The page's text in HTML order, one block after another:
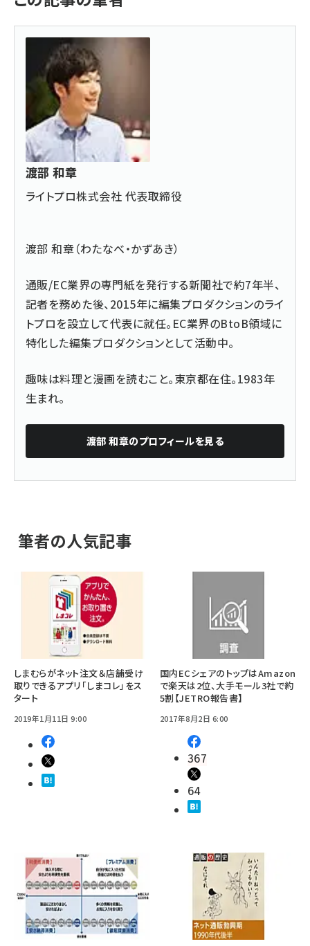
渡部 和章
ライトプロ株式会社 代表取締役
渡部 和章（わたなべ・かずあき）
通販/EC業界の専門紙を発行する新聞社で約7年半、
記者を務めた後、2015年に編集プロダクションのライ
トプロを設立して代表に就任。EC業界のBtoB領域に
特化した編集プロダクションとして活動中。
趣味は料理と漫画を読むこと。東京都在住。1983年
生まれ。
渡部 和章のプロフィールを見る
筆者の人気記事
しまむらがネット注文＆店舗受け
取りできるアプリ「しまコレ」をス
タート
2019年1月11日 9:00
国内ECシェアのトップはAmazon
で楽天は2位、大手モール3社で約
5割【JETRO報告書】
2017年8月2日 6:00
367
64